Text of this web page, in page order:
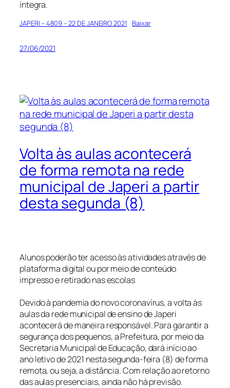
íntegra.
JAPERI – 4809 – 22 DE JANEIRO 2021 Baixar
27/06/2021
Volta às aulas acontecerá
de forma remota na rede
municipal de Japeri a partir
desta segunda (8)
Alunos poderão ter acesso às atividades através de
plataforma digital ou por meio de conteúdo
impresso e retirado nas escolas
Devido à pandemia do novo coronavírus, a volta às
aulas da rede municipal de ensino de Japeri
acontecerá de maneira responsável. Para garantir a
segurança dos pequenos, a Prefeitura, por meio da
Secretaria Municipal de Educação, dará início ao
ano letivo de 2021 nesta segunda-feira (8) de forma
remota, ou seja, a distância. Com relação ao retorno
das aulas presenciais, ainda não há previsão.